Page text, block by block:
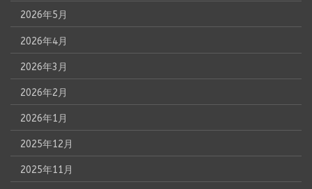
2026年5月
2026年4月
2026年3月
2026年2月
2026年1月
2025年12月
2025年11月